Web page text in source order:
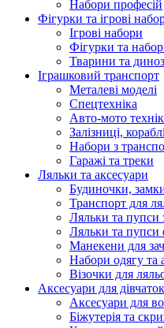
Набори професій
Фігурки та ігрові
Ігрові набори
Фігурки та
Тварини та
Іграшковий транспорт
Металеві моделі
Спецтехніка
Авто-мото
Залізниці,
Набори з
Гаражі та треки
Ляльки та аксесуари
Будиночки,
Транспорт для
Ляльки та пупси
Ляльки та пупси
Манекени для
Набори одягу та
Візочки для
Аксесуари для дівчаток
Аксесуари для
Біжутерія та